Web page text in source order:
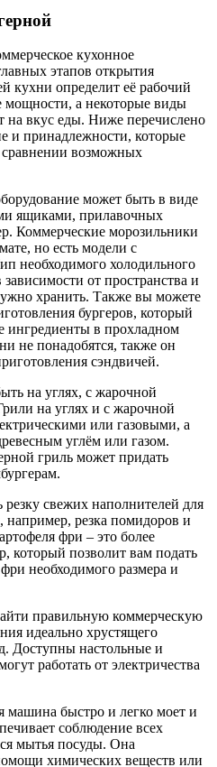
кухонное
этапов открытия
кухни определит её рабочий
мощности, а некоторые виды
на вкус еды. Ниже перечислено
и принадлежности, которые
возможных
может быть в виде
ящиками, прилавочных
Коммерческие морозильники
но есть модели с
необходимого холодильного
от пространства и
хранить. Также вы можете
бургеров, который
ингредиенты в прохладном
не понадобятся, также он
сэндвичей.
на углях, с жарочной
на углях и с жарочной
или газовыми, а
углём или газом.
гриль может придать
свежих наполнителей для
например, резка помидоров и
фри – это более
который позволит вам подать
необходимого размера и
правильную коммерческую
идеально хрустящего
Доступны настольные и
работать от электричества
машина быстро и легко моет и
соблюдение всех
мытья посуды. Она
химических веществ или